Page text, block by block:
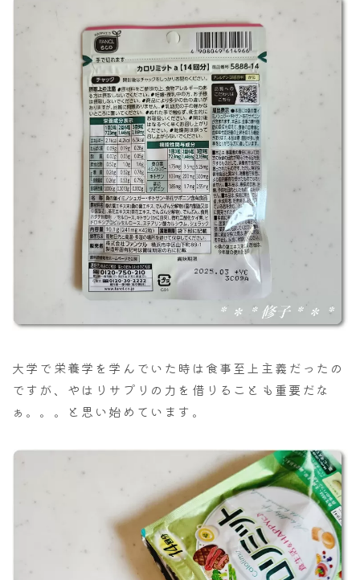
大学で栄養学を学んでいた時は食事至上主義だったの
ですが、やはりサプリの力を借りることも重要だな
ぁ。。。と思い始めています。